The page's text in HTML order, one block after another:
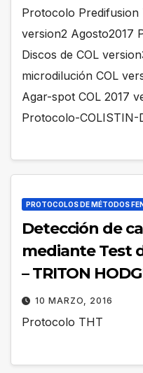
Protocolo Predifusion
version2 Agosto2017
Discos de COL
microdilución COL
Agar-spot COL 2017
Protocolo-COLISTIN-
PROTOCOLOS DE MÉTODOS
Detección de
mediante Test
– TRITON
10 MARZO, 2016
Protocolo THT